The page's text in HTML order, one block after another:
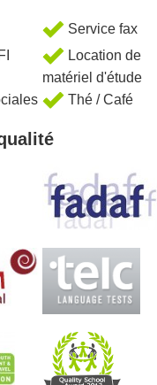
Service fax
Location de
matériel d'étude
Thé / Café